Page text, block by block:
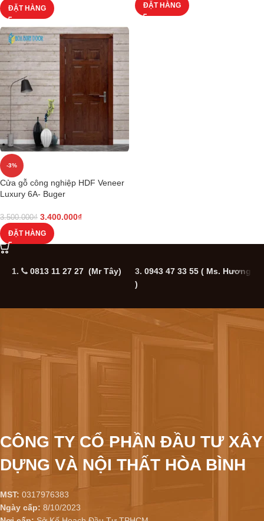
ĐẶT HÀNG ĐẶT HÀNG
-3%
Cửa gỗ công nghiệp HDF Veneer
Luxury 6A- Buger
3.500.000₫ 3.400.000₫
ĐẶT HÀNG
1. 0813 11 27 27 (Mr Tây) 3. 0943 47 33 55 ( Ms. Hương
)
CÔNG TY CỔ PHẦN ĐẦU TƯ XÂY
DỰNG VÀ NỘI THẤT HÒA BÌNH
MST: 0317976383
Ngày cấp: 8/10/2023